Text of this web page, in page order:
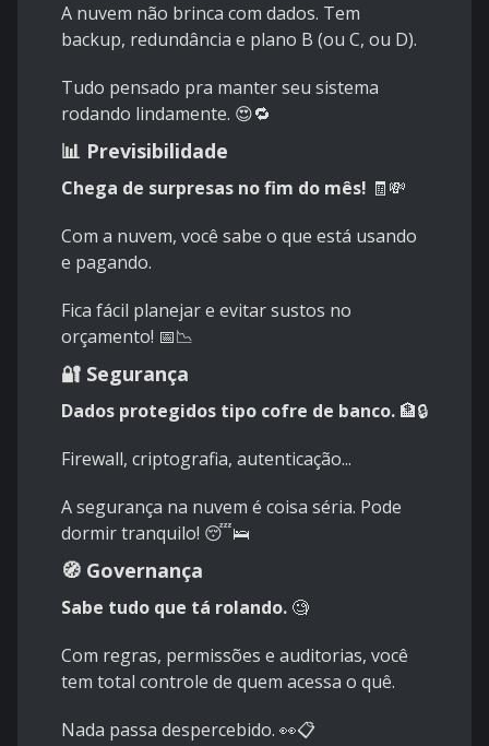
A nuvem não brinca com dados. Tem
backup, redundância e plano B (ou C, ou D).
Tudo pensado pra manter seu sistema
rodando lindamente. 😍🔁
📊 Previsibilidade
Chega de surpresas no fim do mês! 🧾💸
Com a nuvem, você sabe o que está usando
e pagando.
Fica fácil planejar e evitar sustos no
orçamento! 📅📉
🔐 Segurança
Dados protegidos tipo cofre de banco. 🏦🔒
Firewall, criptografia, autenticação...
A segurança na nuvem é coisa séria. Pode
dormir tranquilo! 😴🛌
🧭 Governança
Sabe tudo que tá rolando. 🧐
Com regras, permissões e auditorias, você
tem total controle de quem acessa o quê.
Nada passa despercebido. 👀📋